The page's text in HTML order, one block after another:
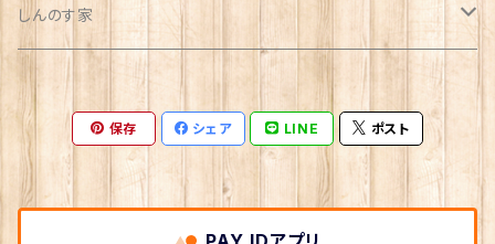
リメイク缶
自家製苗
苗
しんのす家
special
保存 シェア LINE ポスト